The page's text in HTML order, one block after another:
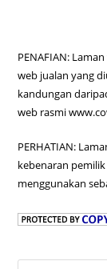
PENAFIAN:
web jualan yang
kandungan
web rasmi
PERHATIAN:
kebenaran
menggunakan